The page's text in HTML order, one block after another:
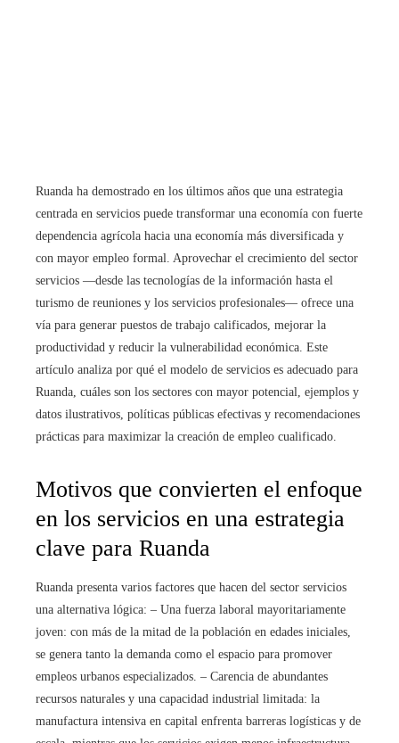
Ruanda ha demostrado en los últimos años que una estrategia
centrada en servicios puede transformar una economía con fuerte
dependencia agrícola hacia una economía más diversificada y
con mayor empleo formal. Aprovechar el crecimiento del sector
servicios —desde las tecnologías de la información hasta el
turismo de reuniones y los servicios profesionales— ofrece una
vía para generar puestos de trabajo calificados, mejorar la
productividad y reducir la vulnerabilidad económica. Este
artículo analiza por qué el modelo de servicios es adecuado para
Ruanda, cuáles son los sectores con mayor potencial, ejemplos y
datos ilustrativos, políticas públicas efectivas y recomendaciones
prácticas para maximizar la creación de empleo cualificado.
Motivos que convierten el enfoque
en los servicios en una estrategia
clave para Ruanda
Ruanda presenta varios factores que hacen del sector servicios
una alternativa lógica: – Una fuerza laboral mayoritariamente
joven: con más de la mitad de la población en edades iniciales,
se genera tanto la demanda como el espacio para promover
empleos urbanos especializados. – Carencia de abundantes
recursos naturales y una capacidad industrial limitada: la
manufactura intensiva en capital enfrenta barreras logísticas y de